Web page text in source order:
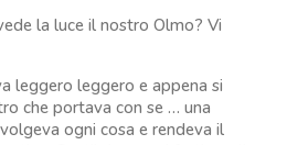
la luce il nostro Olmo? Vi
leggero leggero e appena si
che portava con se … una
ogni cosa e rendeva il